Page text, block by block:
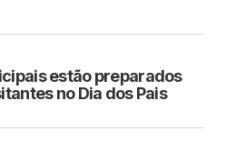
estão preparados
no Dia dos Pais